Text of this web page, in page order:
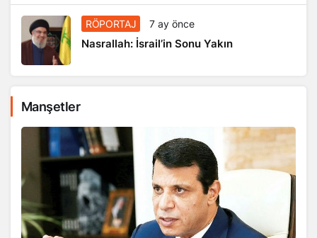
RÖPORTAJ 7 ay önce
Nasrallah: İsrail’in Sonu Yakın
Manşetler